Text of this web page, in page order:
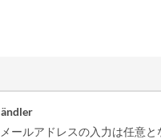
ールアドレスの入力は任意